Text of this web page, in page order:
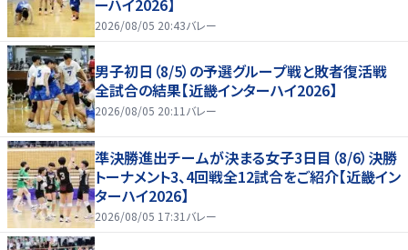
2026/08/05 20:43バレー
男子初日（8/5）の予選グループ戦と敗者復活戦
全試合の結果【近畿インターハイ2026】
2026/08/05 20:11 バレー
準決勝進出チームが決まる女子3日目（8/6）決勝
トーナメント3、4回戦全12試合をご紹介【近畿イン
ターハイ2026】
2026/08/05 17:31 バレー